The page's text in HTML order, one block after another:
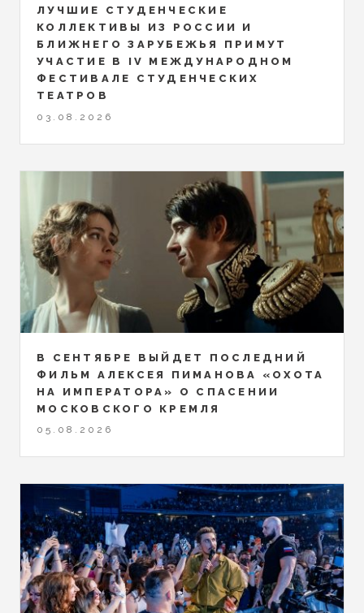
ЛУЧШИЕ СТУДЕНЧЕСКИЕ
КОЛЛЕКТИВЫ ИЗ РОССИИ И
БЛИЖНЕГО ЗАРУБЕЖЬЯ ПРИМУТ
УЧАСТИЕ В IV МЕЖДУНАРОДНОМ
ФЕСТИВАЛЕ СТУДЕНЧЕСКИХ
ТЕАТРОВ
03.08.2026
В СЕНТЯБРЕ ВЫЙДЕТ ПОСЛЕДНИЙ
ФИЛЬМ АЛЕКСЕЯ ПИМАНОВА «ОХОТА
НА ИМПЕРАТОРА» О СПАСЕНИИ
МОСКОВСКОГО КРЕМЛЯ
05.08.2026